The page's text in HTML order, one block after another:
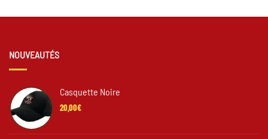
NOUVEAUTÉS
Casquette Noire
20,00€